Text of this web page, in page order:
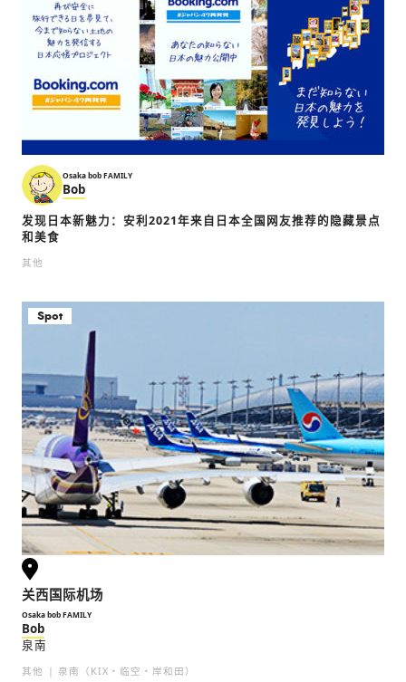
Osaka bob FAMILY
Bob
发现日本新魅力：安利2021年来自日本全国网友推荐的隐藏景点
和美食
其他
Spot
关西国际机场
Osaka bob FAMILY
Bob
泉南
其他 泉南（KIX・临空・岸和田）